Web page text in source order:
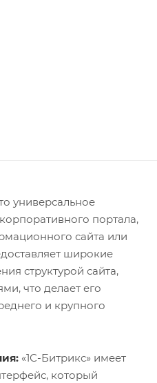
универсальное
портала,
сайта или
широкие
структурой сайта,
что делает его
и крупного
«1С-Битрикс» имеет
который